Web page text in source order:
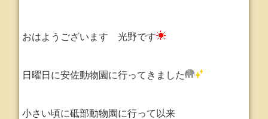
おはようございます 光野です
日曜日に安佐動物園に行ってきました
小さい頃に砥部動物園に行って以来